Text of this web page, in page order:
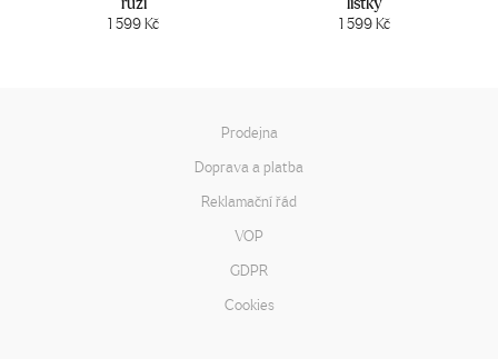
1 599Kč
Zobrazit produkt 1 599Kč
Zobrazit produkt
Prodejna
Doprava a platba
Reklamační řád
VOP
GDPR
Cookies